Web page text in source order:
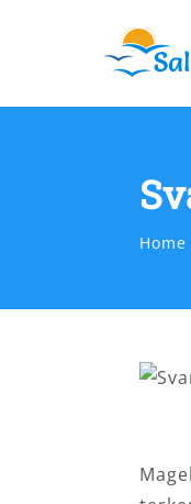
Home